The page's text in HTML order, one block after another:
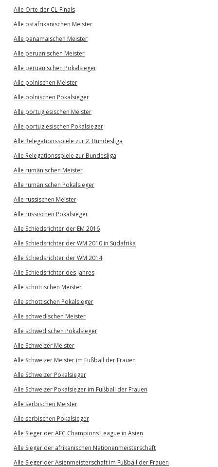
Alle Orte der CL-Finals
Alle ostafrikanischen Meister
Alle panamaischen Meister
Alle peruanischen Meister
Alle peruanischen Pokalsieger
Alle polnischen Meister
Alle polnischen Pokalsieger
Alle portugiesischen Meister
Alle portugiesischen Pokalsieger
Alle Relegationsspiele zur 2. Bundesliga
Alle Relegationsspiele zur Bundesliga
Alle rumänischen Meister
Alle rumänischen Pokalsieger
Alle russischen Meister
Alle russischen Pokalsieger
Alle Schiedsrichter der EM 2016
Alle Schiedsrichter der WM 2010 in Südafrika
Alle Schiedsrichter der WM 2014
Alle Schiedsrichter des Jahres
Alle schottischen Meister
Alle schottischen Pokalsieger
Alle schwedischen Meister
Alle schwedischen Pokalsieger
Alle Schweizer Meister
Alle Schweizer Meister im Fußball der Frauen
Alle Schweizer Pokalsieger
Alle Schweizer Pokalsieger im Fußball der Frauen
Alle serbischen Meister
Alle serbischen Pokalsieger
Alle Sieger der AFC Champions League in Asien
Alle Sieger der afrikanischen Nationenmeisterschaft
Alle Sieger der Asienmeisterschaft im Fußball der Frauen